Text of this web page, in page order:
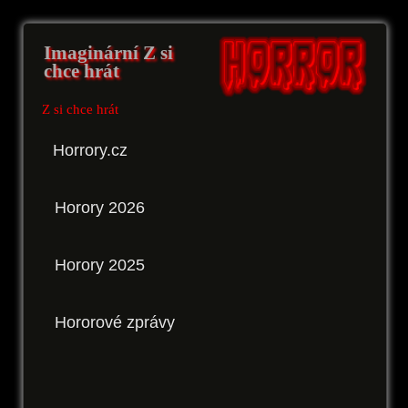
Imaginární Z si
chce hrát
Z si chce hrát
Horrory.cz
Horory 2026
Horory 2025
Hororové zprávy